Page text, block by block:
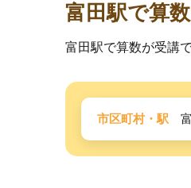
富田駅で算
富田駅で算数が受講
市区町村・駅